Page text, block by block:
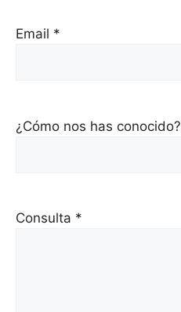
Email *
¿Cómo nos has conocido?
Consulta *